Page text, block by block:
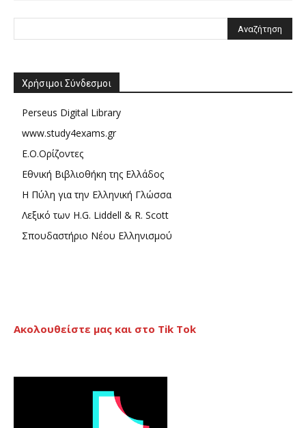
Χρήσιμοι Σύνδεσμοι
Perseus Digital Library
www.study4exams.gr
Ε.Ο.Ορίζοντες
Εθνική Βιβλιοθήκη της Ελλάδος
Η Πύλη για την Ελληνική Γλώσσα
Λεξικό των H.G. Liddell & R. Scott
Σπουδαστήριο Νέου Ελληνισμού
Ακολουθείστε μας και στο Tik Tok